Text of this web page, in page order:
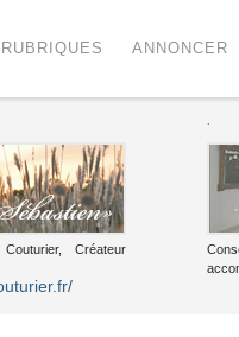
RUBRIQUES ANNONCER
Créateur